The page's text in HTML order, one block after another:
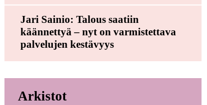
Jari Sainio: Talous saatiin
käännettyä – nyt on varmistettava
palvelujen kestävyys
Arkistot